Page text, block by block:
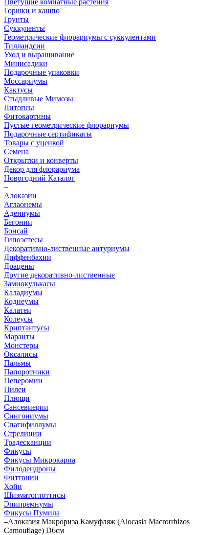
Цветущие комнатные растения
Горшки и кашпо
Грунты
Суккуленты
Геометрические флорариумы с суккулентами
Тилландсии
Уход и выращивание
Минисадики
Подарочные упаковки
Моссариумы
Кактусы
Стыдливые Мимозы
Литопсы
Фитокартины
Пустые геометрические флорариумы
Подарочные сертификаты
Товары с уценкой
Семена
Открытки и конверты
Декор для флорариума
Новогодний Каталог
–
Алоказии
Аглаонемы
Адениумы
Бегонии
Бонсай
Гипоэстесы
Декоративно-лиственные антуриумы
Диффенбахии
Драцены
Другие декоративно-лиственные
Замиокулькасы
Каладиумы
Кодиеумы
Калатеи
Колеусы
Криптантусы
Маранты
Монстеры
Оксалисы
Пальмы
Папоротники
Пеперомии
Пилеи
Плющи
Сансевиерии
Сингониумы
Спатифиллумы
Стрелиции
Традесканции
Фикусы
Фикусы Микрокарпа
Филодендроны
Фиттонии
Хойи
Шизматоглоттисы
Эпипремнумы
Фикусы Пумила
–Алоказия Макрориза Камуфляж (Alocasia Macrorrhizos
Camouflage) D6см